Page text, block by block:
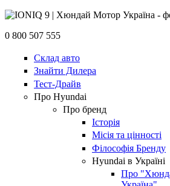
0 800 507 555
Склад авто
Знайти Дилера
Тест-Драйв
Про Hyundai
Про бренд
Історія
Місія та цінності
Філософія Бренду
Hyundai в Україні
Про